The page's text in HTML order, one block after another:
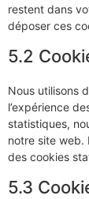
restent dans
déposer ces
5.2
Nous utilisons
l’expérience
statistiques,
notre site web.
des cookies
5.3